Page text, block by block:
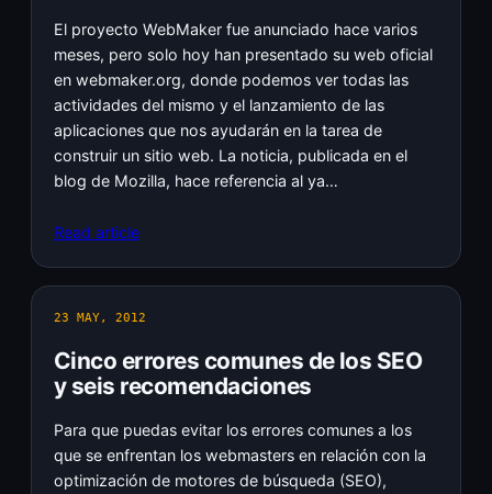
El proyecto WebMaker fue anunciado hace varios
meses, pero solo hoy han presentado su web oficial
en webmaker.org, donde podemos ver todas las
actividades del mismo y el lanzamiento de las
aplicaciones que nos ayudarán en la tarea de
construir un sitio web. La noticia, publicada en el
blog de Mozilla, hace referencia al ya…
Read article
23 MAY, 2012
Cinco errores comunes de los SEO
y seis recomendaciones
Para que puedas evitar los errores comunes a los
que se enfrentan los webmasters en relación con la
optimización de motores de búsqueda (SEO),